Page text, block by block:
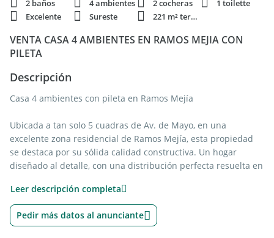
2 baños
4 ambientes 2 cocheras
1 toilette
Excelente
Sureste 221 m² terren.
VENTA CASA 4 AMBIENTES EN RAMOS MEJIA CON
PILETA
Descripción
Casa 4 ambientes con pileta en Ramos Mejía
Ubicada a tan solo 5 cuadras de Av. de Mayo, en una
excelente zona residencial de Ramos Mejía, esta propiedad
se destaca por su sólida calidad constructiva. Un hogar
diseñado al detalle, con una distribución perfecta resuelta en
para disfrutar de la vida familiar y de los encuentros sociales.
Planta baja:
Leer descripción completa
Pedir más datos al anunciante